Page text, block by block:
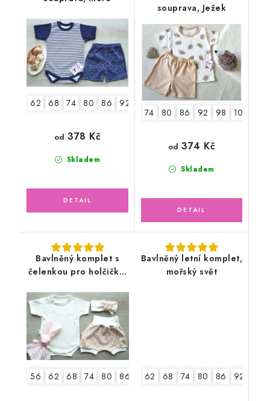
62 68 74 80 86 92
Skladem
od 378 Kč
souprava, Ježek
74 80 86 92 98 104
Skladem
od 374 Kč
Bavlněný komplet s
čelenkou pro holčičku,
56 62 68 74 80 86
Bavlněný letní komplet,
mořský svět
62 68 74 80 86 92